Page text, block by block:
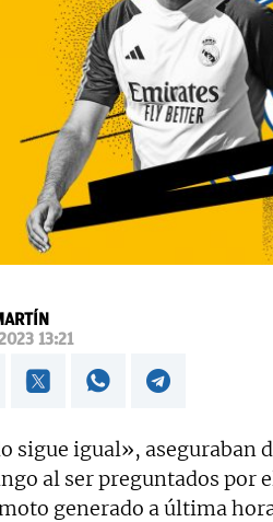
13:21
sigue igual», aseguraban
al ser preguntados por
generado a última